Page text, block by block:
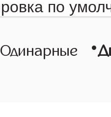
Одинарные •